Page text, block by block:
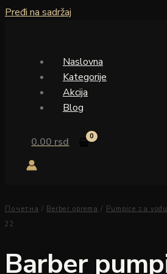
Pređi na sadržaj
Naslovna
Kategorije
Akcija
Blog
0.00 rsd
Почетна / Berber oprema / Pumpice za vodu
22
Barber